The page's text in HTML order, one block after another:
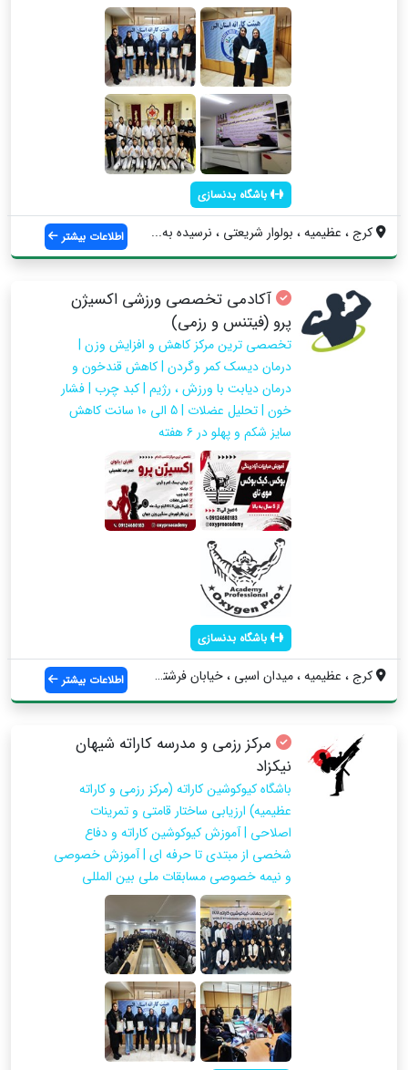
باشگاه بدنسازی
کرج ، عظیمیه ، بولوار شریعتی ، نرسیده به... اطلاعات بیشتر
آکادمی تخصصی ورزشی اکسیژن
پرو (فیتنس و رزمی)
تخصصی ترین مرکز کاهش و افزایش وزن |
درمان دیسک کمر وگردن | کاهش‌ قندخون و
درمان دیابت با ورزش ، رژیم | کبد چرب | فشار
خون | تحلیل عضلات | 5 الی ۱۰ سانت کاهش
سایز شکم و پهلو در ۶ هفته
باشگاه بدنسازی
کرج ، عظیمیه ، میدان اسبی ، خیابان فرشته... اطلاعات بیشتر
مرکز رزمی و مدرسه کاراته شیهان
نیکزاد
باشگاه کیوکوشین کاراته (مرکز رزمی و کاراته
عظیمیه) ارزیابی ساختار قامتی و تمرینات
اصلاحی | آموزش کیوکوشین کاراته و دفاع
شخصی از مبتدی تا حرفه ای | آموزش خصوصی
و نیمه خصوصی مسابقات ملی بین المللی